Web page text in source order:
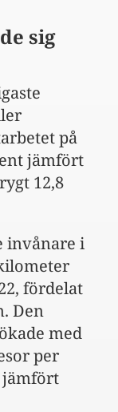
sig
på
jämfört
12,8
invånare i
fördelat
Den
med
per
jämfört